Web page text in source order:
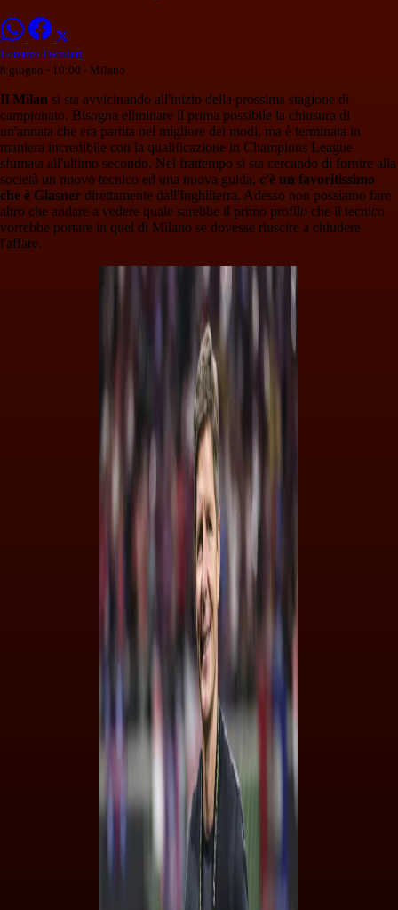
Lorenzo Focolari
8 giugno - 10:00 - Milano
Il Milan si sta avvicinando all'inizio della prossima stagione di
campionato. Bisogna eliminare il prima possibile la chiusura di
un'annata che era partita nel migliore dei modi, ma è terminata in
maniera incredibile con la qualificazione in Champions League
sfumata all'ultimo secondo. Nel frattempo si sta cercando di fornire alla
società un nuovo tecnico ed una nuova guida, c'è un favoritissimo
che è Glasner direttamente dall'Inghilterra. Adesso non possiamo fare
altro che andare a vedere quale sarebbe il primo profilo che il tecnico
vorrebbe portare in quel di Milano se dovesse riuscire a chiudere
l'affare.